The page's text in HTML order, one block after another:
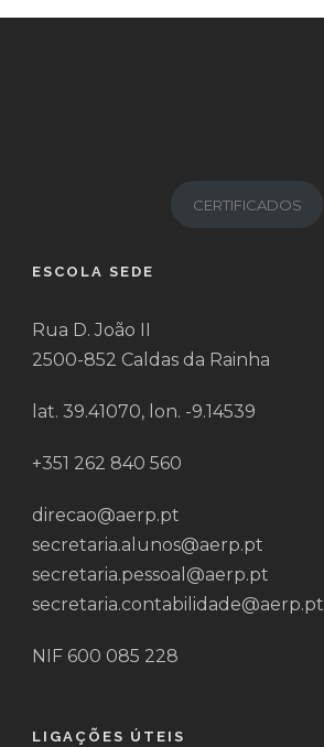
CERTIFICADOS
ESCOLA SEDE
Rua D. João II
2500-852 Caldas da Rainha
lat. 39.41070, lon. -9.14539
+351 262 840 560
direcao@aerp.pt
secretaria.alunos@aerp.pt
secretaria.pessoal@aerp.pt
secretaria.contabilidade@aerp.pt
NIF 600 085 228
LIGAÇÕES ÚTEIS